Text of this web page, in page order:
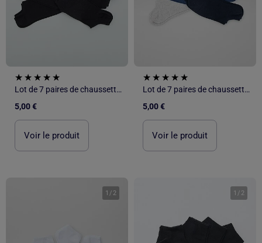
Lot de 7 paires de chaussettes invisibles
5,00 €
Voir le produit
Lot de 7 paires de chaussettes invisibles
5,00 €
Voir le produit
1 / 2 1 / 2